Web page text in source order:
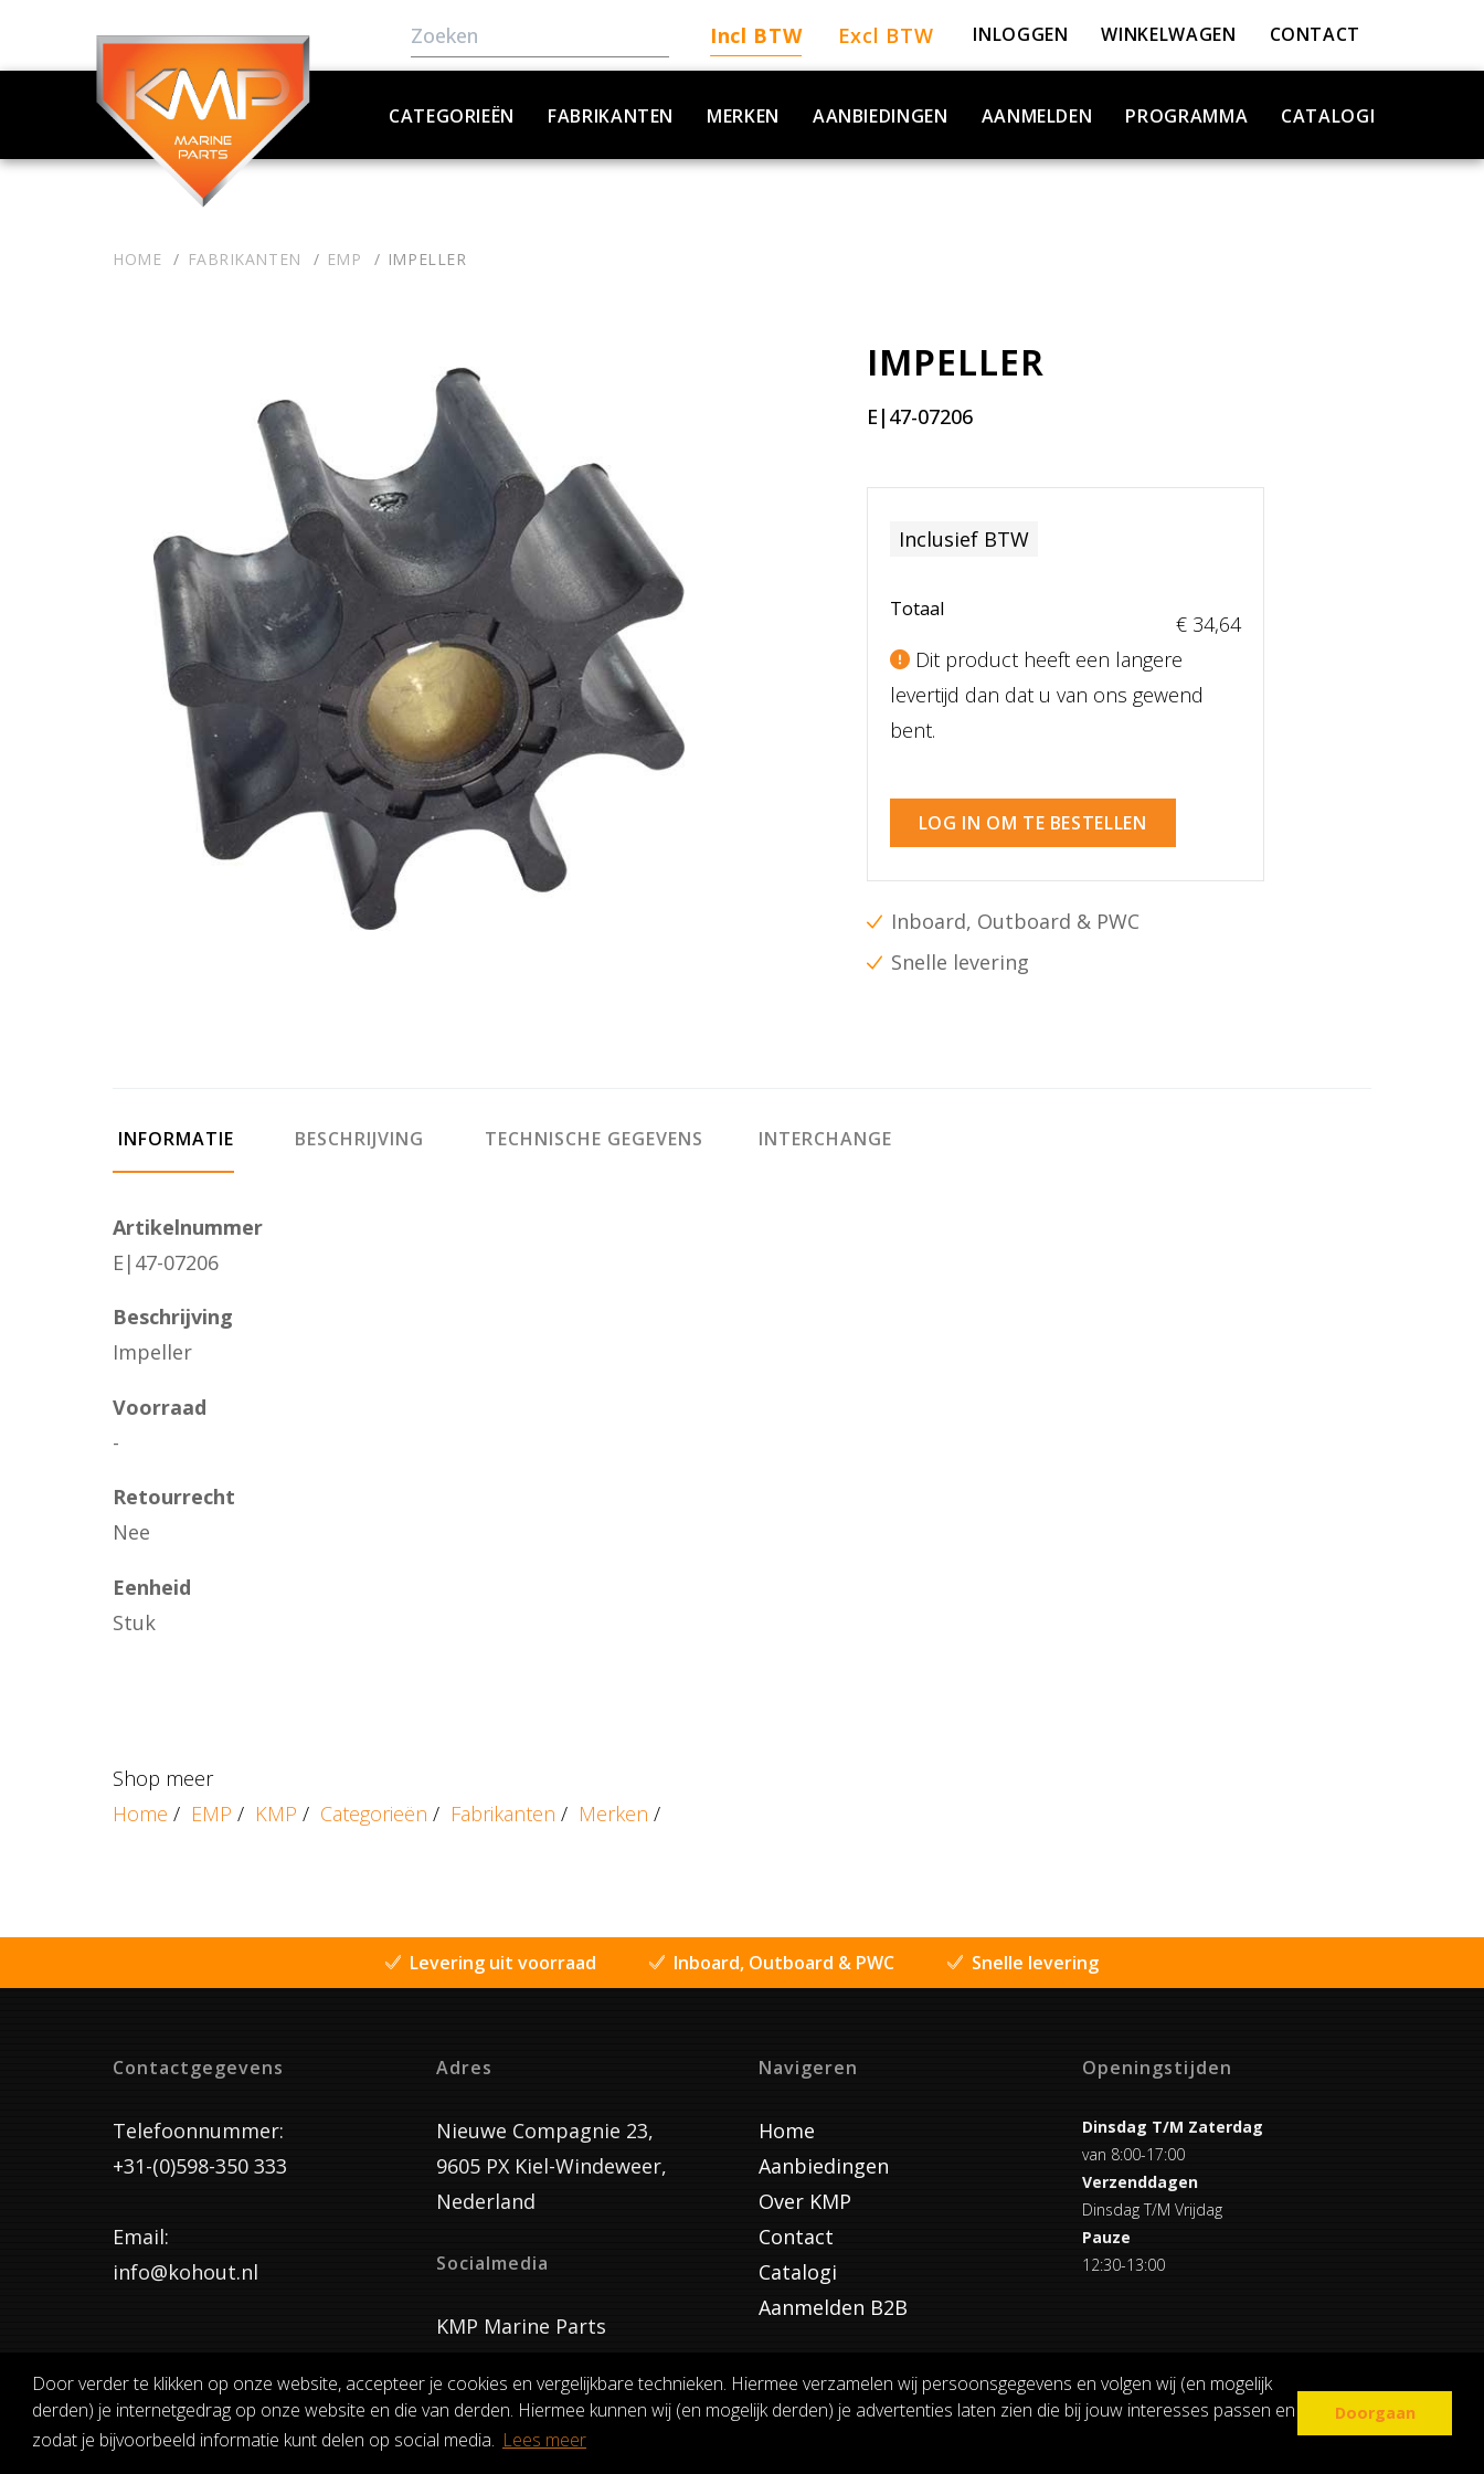
Door verder te klikken op onze website, accepteer je cookies en vergelijkbare technieken. Hiermee verzamelen wij persoonsgegevens en volgen wij (en mogelijk
derden) je internetgedrag op onze website en die van derden. Hiermee kunnen wij (en mogelijk derden) je advertenties laten zien die bij jouw interesses passen en
zodat je bijvoorbeeld informatie kunt delen op social media. Lees meer
Doorgaan
Incl BTW Excl BTW INLOGGEN WINKELWAGEN CONTACT
CATEGORIEËN FABRIKANTEN MERKEN AANBIEDINGEN AANMELDEN PROGRAMMA CATALOGI
HOME FABRIKANTEN EMP IMPELLER
IMPELLER
E|47-07206
Inclusief BTW
Totaal
€ 34,64
Dit product heeft een langere
levertijd dan dat u van ons gewend
bent.
LOG IN OM TE BESTELLEN
Inboard, Outboard & PWC
Snelle levering
INFORMATIE BESCHRIJVING TECHNISCHE GEGEVENS INTERCHANGE
Artikelnummer
E|47-07206
Beschrijving
Impeller
Voorraad
-
Retourrecht
Nee
Eenheid
Stuk
Shop meer
Home / EMP / KMP / Categorieën / Fabrikanten / Merken /
Levering uit voorraad Inboard, Outboard & PWC Snelle levering
Contactgegevens
Telefoonnummer:
+31-(0)598-350 333
Email:
info@kohout.nl
Adres
Nieuwe Compagnie 23,
9605 PX Kiel-Windeweer,
Nederland
Socialmedia
KMP Marine Parts
Navigeren
Home
Aanbiedingen
Over KMP
Contact
Catalogi
Aanmelden B2B
Openingstijden
Dinsdag T/M Zaterdag
van 8:00-17:00
Verzenddagen
Dinsdag T/M Vrijdag
Pauze
12:30-13:00
ALGEMENE VOORWAARDEN